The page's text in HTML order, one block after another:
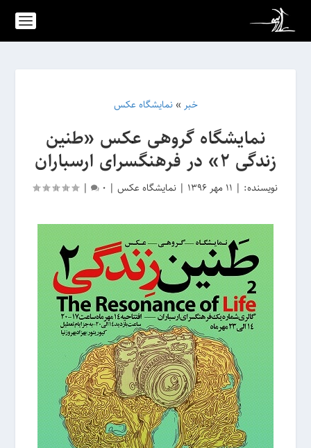
خبر »نمایشگاه عکس
نمایشگاه گروهی عکس «طنین
زندگی ۲» در فرهنگسرای ارسباران
نویسنده: | 11 مهر 1396 |نمایشگاه عکس |
0
|